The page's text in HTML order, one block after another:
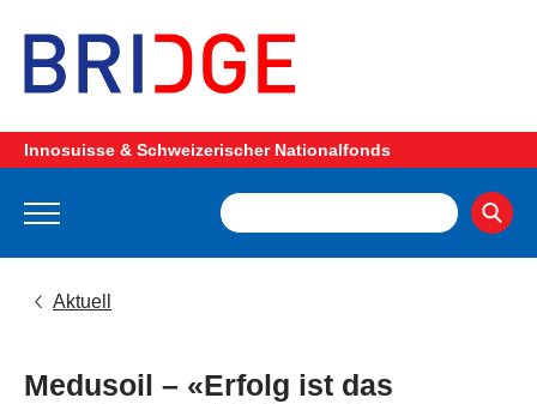
Innosuisse & Schweizerischer Nationalfonds
Aktuell
Medusoil – «Erfolg ist das